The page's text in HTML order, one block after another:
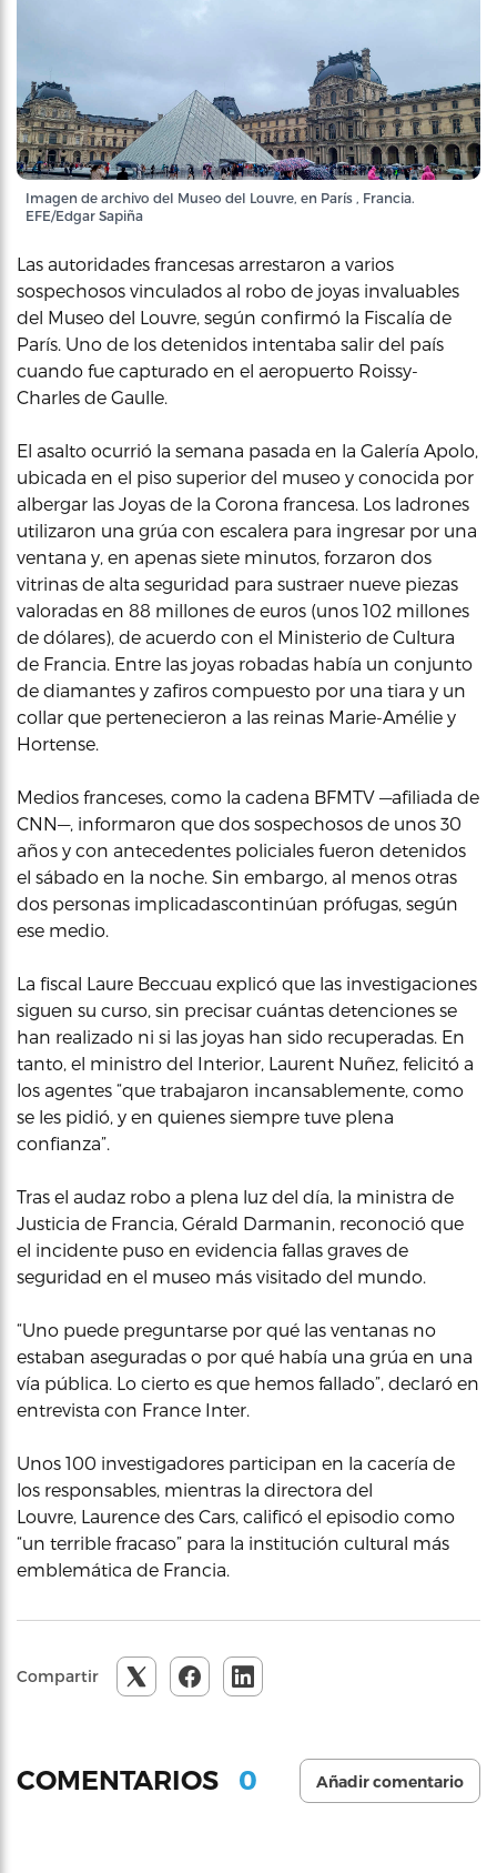
Imagen de archivo del Museo del Louvre, en París , Francia.
EFE/Edgar Sapiña
Las autoridades francesas arrestaron a varios
sospechosos vinculados al robo de joyas invaluables
del Museo del Louvre, según confirmó la Fiscalía de
París. Uno de los detenidos intentaba salir del país
cuando fue capturado en el aeropuerto Roissy-
Charles de Gaulle.
El asalto ocurrió la semana pasada en la Galería Apolo,
ubicada en el piso superior del museo y conocida por
albergar las Joyas de la Corona francesa. Los ladrones
utilizaron una grúa con escalera para ingresar por una
ventana y, en apenas siete minutos, forzaron dos
vitrinas de alta seguridad para sustraer nueve piezas
valoradas en 88 millones de euros (unos 102 millones
de dólares), de acuerdo con el Ministerio de Cultura
de Francia. Entre las joyas robadas había un conjunto
de diamantes y zafiros compuesto por una tiara y un
collar que pertenecieron a las reinas Marie-Amélie y
Hortense.
Medios franceses, como la cadena BFMTV —afiliada de
CNN—, informaron que dos sospechosos de unos 30
años y con antecedentes policiales fueron detenidos
el sábado en la noche. Sin embargo, al menos otras
dos personas implicadascontinúan prófugas, según
ese medio.
La fiscal Laure Beccuau explicó que las investigaciones
siguen su curso, sin precisar cuántas detenciones se
han realizado ni si las joyas han sido recuperadas. En
tanto, el ministro del Interior, Laurent Nuñez, felicitó a
los agentes “que trabajaron incansablemente, como
se les pidió, y en quienes siempre tuve plena
confianza”.
Tras el audaz robo a plena luz del día, la ministra de
Justicia de Francia, Gérald Darmanin, reconoció que
el incidente puso en evidencia fallas graves de
seguridad en el museo más visitado del mundo.
“Uno puede preguntarse por qué las ventanas no
estaban aseguradas o por qué había una grúa en una
vía pública. Lo cierto es que hemos fallado”, declaró en
entrevista con France Inter.
Unos 100 investigadores participan en la cacería de
los responsables, mientras la directora del
Louvre, Laurence des Cars, calificó el episodio como
“un terrible fracaso” para la institución cultural más
emblemática de Francia.
Compartir
COMENTARIOS 0 Añadir comentario